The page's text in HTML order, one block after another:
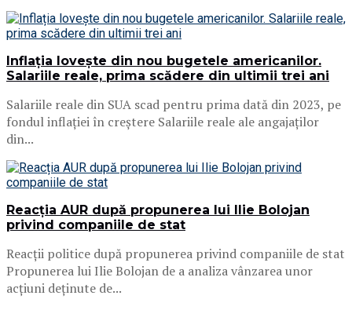
Inflația lovește din nou bugetele americanilor.
Salariile reale, prima scădere din ultimii trei ani
Salariile reale din SUA scad pentru prima dată din 2023, pe
fondul inflației în creștere Salariile reale ale angajaților
din...
Reacția AUR după propunerea lui Ilie Bolojan
privind companiile de stat
Reacții politice după propunerea privind companiile de stat
Propunerea lui Ilie Bolojan de a analiza vânzarea unor
acțiuni deținute de...